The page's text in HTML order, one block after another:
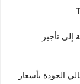
إلى تأجير
الجودة بأسعار